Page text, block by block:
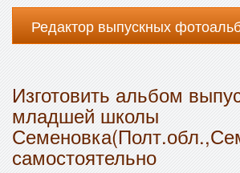
Редактор выпускных
Изготовить альбом
младшей школы
самостоятельно